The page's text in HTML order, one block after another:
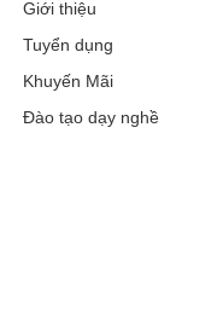
Giới thiệu
Tuyển dụng
Khuyến Mãi
Đào tạo dạy nghề